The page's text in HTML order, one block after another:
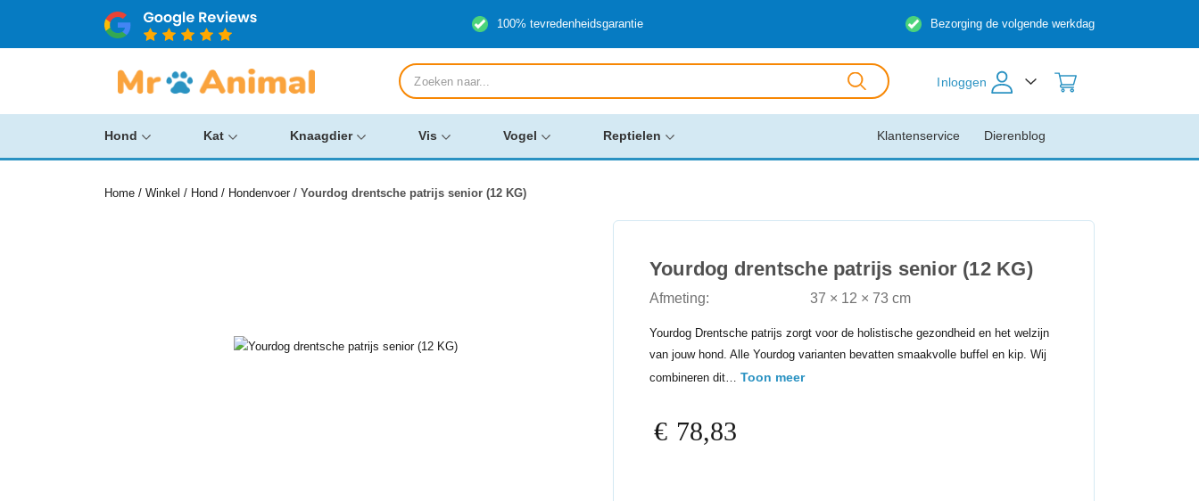
100% tevredenheidsgarantie Bezorging de volgende werkdag
Producten
zoeken
Inloggen
Hond Kat Knaagdier Vis Vogel Reptielen Dierenblog
Klantenservice
Home / Winkel / Hond / Hondenvoer/ Yourdog drentsche patrijs senior (12 KG)
Yourdog drentsche patrijs senior (12 KG)
Afmeting: 37 × 12 × 73 cm
Yourdog Drentsche patrijs zorgt voor de holistische gezondheid en het welzijn
van jouw hond. Alle Yourdog varianten bevatten smaakvolle buffel en kip. Wij
combineren dit… Toon meer
€ 78,83